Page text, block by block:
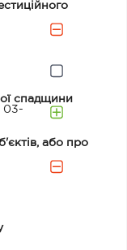
спадщини
03-
або про